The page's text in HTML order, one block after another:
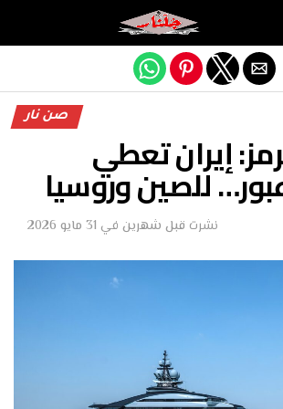
صن نار
إيران تعطي
للصين وروسيا
نشرت قبل شهرين في 31 مايو 2026
Exit mobile version